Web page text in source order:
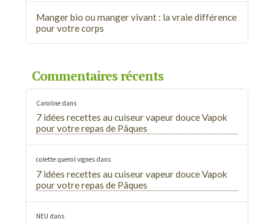
Manger bio ou manger vivant : la vraie différence
pour votre corps
Commentaires récents
Carolinedans
7 idées recettes au cuiseur vapeur douce Vapok
pour votre repas de Pâques
colette querol vignesdans
7 idées recettes au cuiseur vapeur douce Vapok
pour votre repas de Pâques
NEU dans